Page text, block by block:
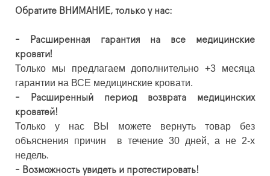
Обратите ВНИМАНИЕ, только у нас:
- Расширенная гарантия на все медицинские
кровати!
Только мы предлагаем дополнительно +3 месяца
гарантии на ВСЕ медицинские кровати.
- Расширенный период возврата медицинских
кроватей!
Только у нас ВЫ можете вернуть товар без
объяснения причин в течение 30 дней, а не 2-х
недель.
- Возможность увидеть и протестировать!